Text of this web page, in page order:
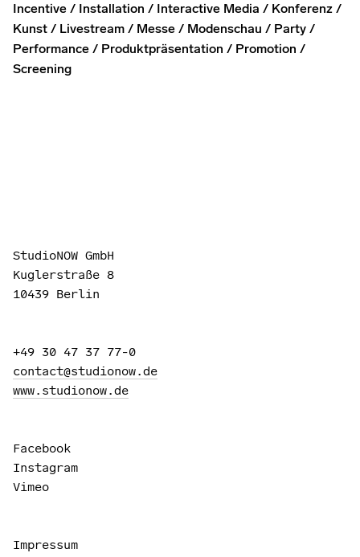
Incentive
Installation Interactive Media
Konferenz
Kunst
Livestream Messe Modenschau
Party
Performance
Produktpräsentation
Promotion
Screening
StudioNOW GmbH
Kuglerstraße 8
10439 Berlin
+49 30 47 37 77-0
contact@studionow.de
www.studionow.de
Facebook
Instagram
Vimeo
Impressum